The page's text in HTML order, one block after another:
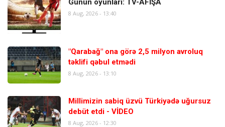
Günün oyunları: TV-AFİŞA
8 Aug, 2026 - 13:40
"Qarabağ" ona görə 2,5 milyon avroluq
təklifi qəbul etmədi
8 Aug, 2026 - 13:10
Millimizin sabiq üzvü Türkiyədə uğursuz
debüt etdi - VİDEO
8 Aug, 2026 - 12:30